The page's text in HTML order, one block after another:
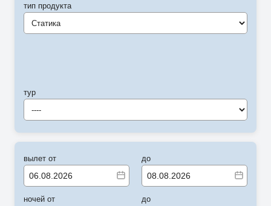
тип продукта
Статика
тур
----
вылет от
ночей от
до
до